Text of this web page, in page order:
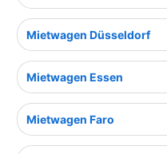
Mietwagen Düsseldorf
Mietwagen Essen
Mietwagen Faro